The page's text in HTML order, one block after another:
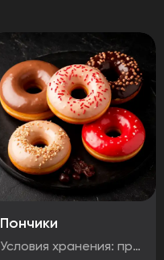
Пончики
Условия хранения: при температуре от минус -18°C до 0°C Срок годности: 48 часов Т.У 10.71. 11-001-48751922-2017 Рукомендуется употребить сразу после вскрытия упаковки Без ГМО